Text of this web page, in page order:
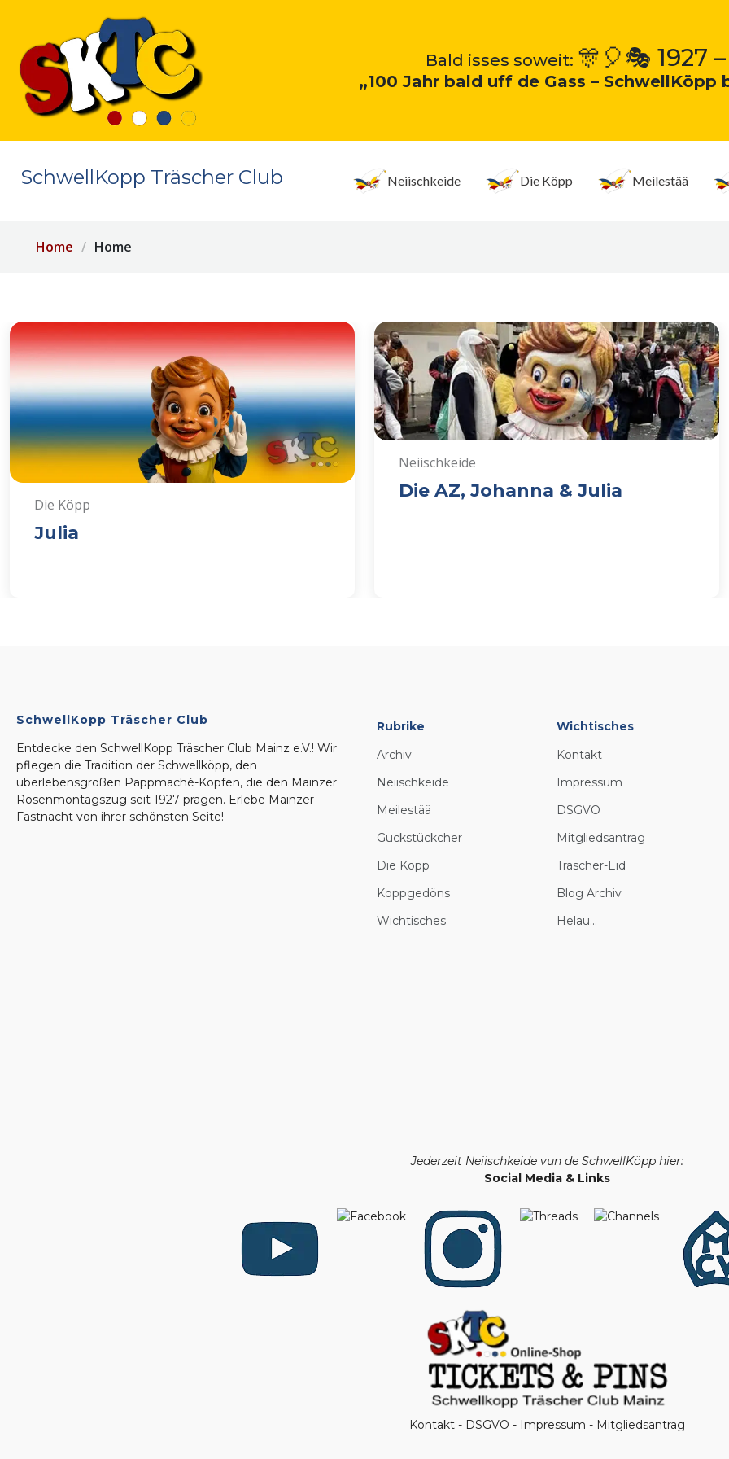
Bald isses soweit: 🎊🎈🎭 1927
„100 Jahr bald uff de Gass – SchwellKöpp
SchwellKopp Träscher Club Neiischkeide Die Köpp Meilestää
Home Home
Die Köpp
Julia
Neiischkeide
Die AZ, Johanna & Julia
SchwellKopp Träscher Club
Entdecke den SchwellKopp Träscher Club Mainz e.V.! Wir
pflegen die Tradition der Schwellköpp, den
überlebensgroßen Pappmaché-Köpfen, die den Mainzer
Rosenmontagszug seit 1927 prägen. Erlebe Mainzer
Fastnacht von ihrer schönsten Seite!
Rubrike
Archiv
Neiischkeide
Meilestää
Guckstückcher
Die Köpp
Koppgedöns
Wichtisches
Wichtisches
Kontakt
Impressum
DSGVO
Mitgliedsantrag
Träscher-Eid
Blog Archiv
Helau...
Jederzeit Neiischkeide vun de SchwellKöpp hier:
Social Media & Links
Kontakt- DSGVO - Impressum - Mitgliedsantrag